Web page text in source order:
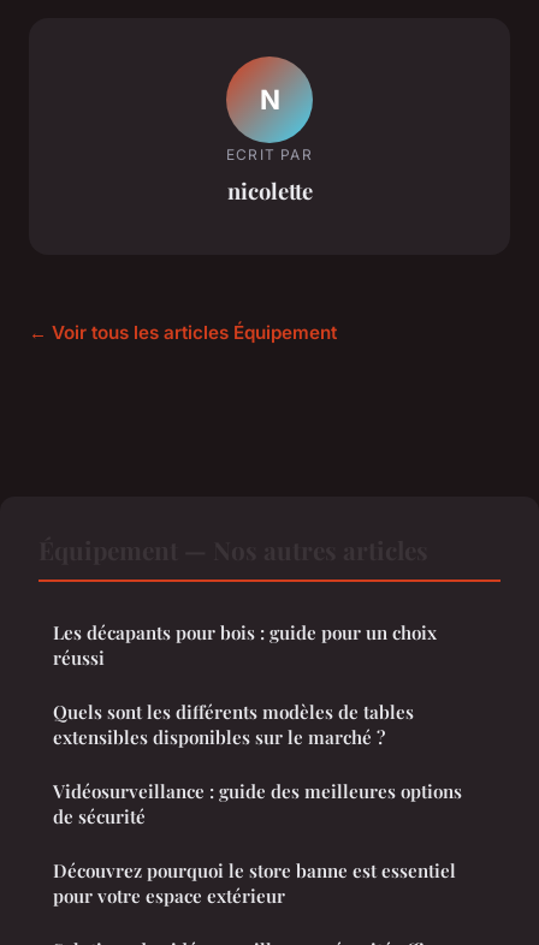
N
ECRIT PAR
nicolette
← Voir tous les articles Équipement
Les décapants pour bois : guide pour un choix
réussi
Quels sont les différents modèles de tables
extensibles disponibles sur le marché ?
Vidéosurveillance : guide des meilleures options
de sécurité
Découvrez pourquoi le store banne est essentiel
pour votre espace extérieur